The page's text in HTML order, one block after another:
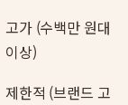
고가 (수백만 원대
이상)
제한적 (브랜드 고